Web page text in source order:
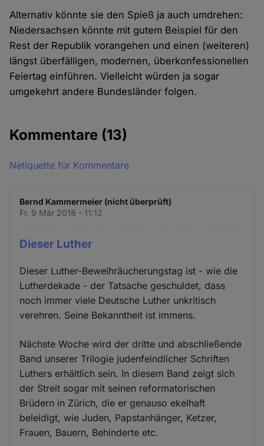
Alternativ könnte sie den Spieß ja auch umdrehen:
Niedersachsen könnte mit gutem Beispiel für den
Rest der Republik vorangehen und einen (weiteren)
längst überfälligen, modernen, überkonfessionellen
Feiertag einführen. Vielleicht würden ja sogar
umgekehrt andere Bundesländer folgen.
Kommentare (13)
Netiquette für Kommentare
Bernd Kammermeier (nicht überprüft)
Fr. 9 Mär 2018 - 11:12
Dieser Luther
Dieser Luther-Beweihräucherungstag ist - wie die
Lutherdekade - der Tatsache geschuldet, dass
noch immer viele Deutsche Luther unkritisch
verehren. Seine Bekanntheit ist immens.
Nächste Woche wird der dritte und abschließende
Band unserer Trilogie judenfeindlicher Schriften
Luthers erhältlich sein. In diesem Band zeigt sich
der Streit sogar mit seinen reformatorischen
Brüdern in Zürich, die er genauso ekelhaft
beleidigt, wie Juden, Papstanhänger, Ketzer,
Frauen, Bauern, Behinderte etc.